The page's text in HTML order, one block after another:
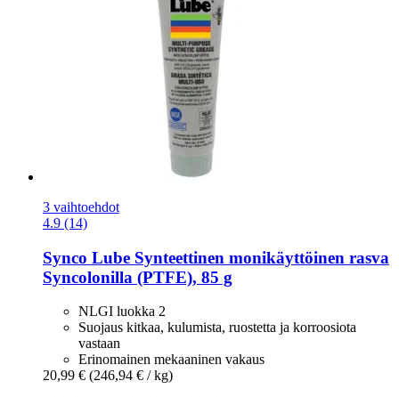
3 vaihtoehdot
4.9 (14)
Synco Lube Synteettinen monikäyttöinen rasva
Syncolonilla (PTFE), 85 g
NLGI luokka 2
Suojaus kitkaa, kulumista, ruostetta ja korroosiota
vastaan
Erinomainen mekaaninen vakaus
20,99 € (246,94 € / kg)